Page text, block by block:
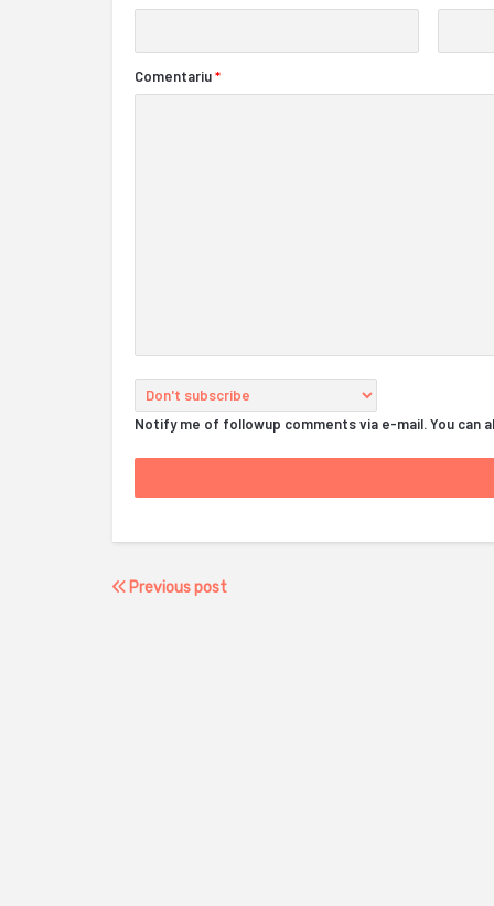
Comentariu*
Notify me of followup comments via e-mail. You can
Previous post